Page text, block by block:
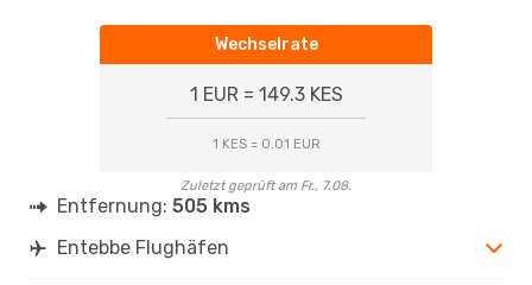
Wechselrate
1 EUR = 149.3 KES
1 KES = 0.01 EUR
Zuletzt geprüft am Fr., 7.08.
Entfernung: 505 kms
Entebbe Flughäfen